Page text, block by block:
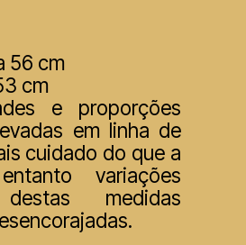
56 cm
cm
e proporções
em linha de
cuidado do que a
variações
medidas